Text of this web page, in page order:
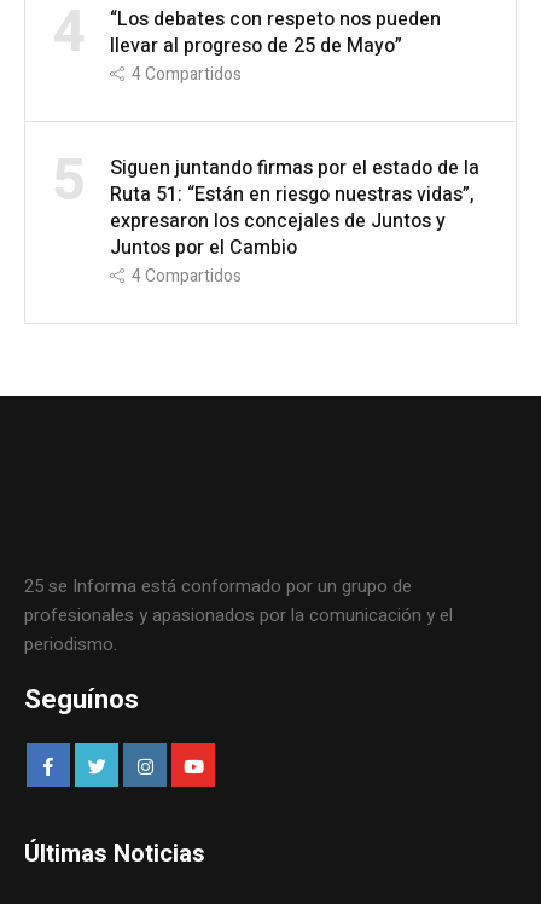
4
“Los debates con respeto nos pueden
llevar al progreso de 25 de Mayo”
4Compartidos
5
Siguen juntando firmas por el estado de la
Ruta 51: “Están en riesgo nuestras vidas”,
expresaron los concejales de Juntos y
Juntos por el Cambio
4Compartidos
25 se Informa está conformado por un grupo de
profesionales y apasionados por la comunicación y el
periodismo.
Seguínos
Últimas Noticias